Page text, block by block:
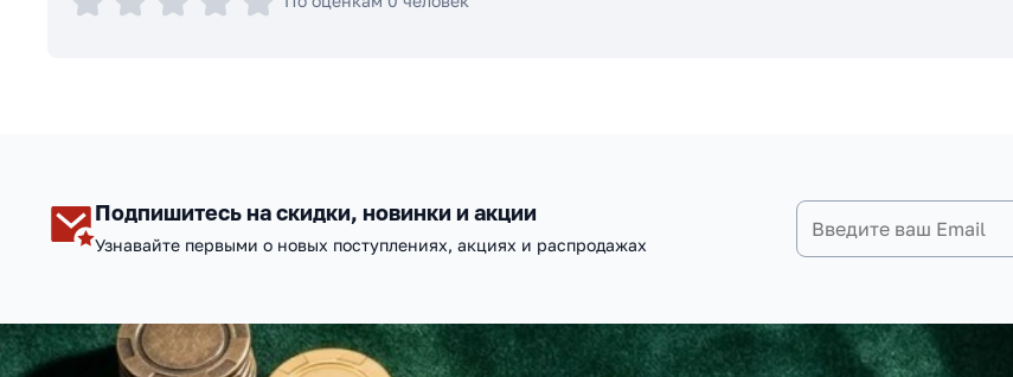
Подпишитесь на скидки, новинки и акции
Узнавайте первыми о новых поступлениях, акциях и распродажах